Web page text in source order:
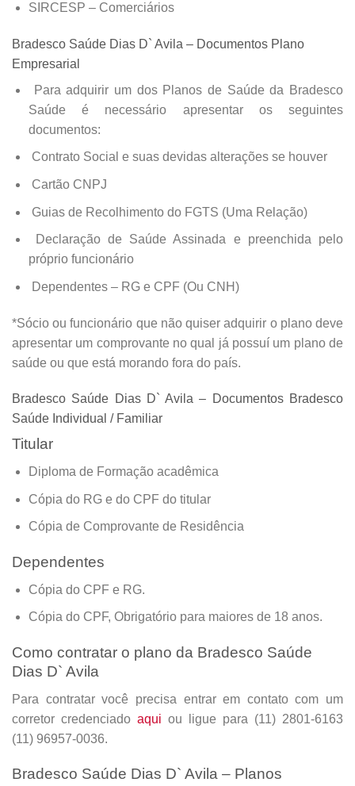
SIRCESP – Comerciários
Bradesco Saúde Dias D` Avila – Documentos Plano
Empresarial
Para adquirir um dos Planos de Saúde da Bradesco
Saúde é necessário apresentar os seguintes
documentos:
Contrato Social e suas devidas alterações se houver
Cartão CNPJ
Guias de Recolhimento do FGTS (Uma Relação)
Declaração de Saúde Assinada e preenchida pelo
próprio funcionário
Dependentes – RG e CPF (Ou CNH)
*Sócio ou funcionário que não quiser adquirir o plano deve
apresentar um comprovante no qual já possuí um plano de
saúde ou que está morando fora do país.
Bradesco Saúde Dias D` Avila – Documentos Bradesco
Saúde Individual / Familiar
Titular
Diploma de Formação acadêmica
Cópia do RG e do CPF do titular
Cópia de Comprovante de Residência
Dependentes
Cópia do CPF e RG.
Cópia do CPF, Obrigatório para maiores de 18 anos.
Como contratar o plano da Bradesco Saúde
Dias D` Avila
Para contratar você precisa entrar em contato com um
corretor credenciado aqui ou ligue para (11) 2801-6163
(11) 96957-0036.
Bradesco Saúde Dias D` Avila – Planos